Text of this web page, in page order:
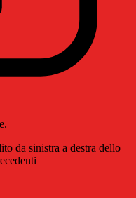
da sinistra a destra dello